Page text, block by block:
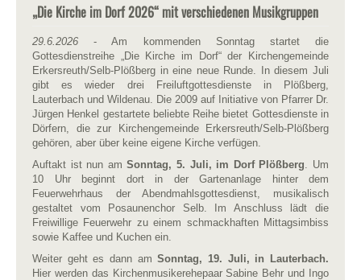
„Die Kirche im Dorf 2026“ mit verschiedenen Musikgruppen
29.6.2026 - Am kommenden Sonntag startet die
Gottesdienstreihe „Die Kirche im Dorf“ der Kirchengemeinde
Erkersreuth/Selb-Plößberg in eine neue Runde. In diesem Juli
gibt es wieder drei Freiluftgottesdienste in Plößberg,
Lauterbach und Wildenau. Die 2009 auf Initiative von Pfarrer Dr.
Jürgen Henkel gestartete beliebte Reihe bietet Gottesdienste in
Dörfern, die zur Kirchengemeinde Erkersreuth/Selb-Plößberg
gehören, aber über keine eigene Kirche verfügen.
Auftakt ist nun amSonntag, 5. Juli, im Dorf Plößberg . Um
10 Uhr beginnt dort in der Gartenanlage hinter dem
Feuerwehrhaus der Abendmahlsgottesdienst, musikalisch
gestaltet vom Posaunenchor Selb. Im Anschluss lädt die
Freiwillige Feuerwehr zu einem schmackhaften Mittagsimbiss
sowie Kaffee und Kuchen ein.
Weiter geht es dann amSonntag, 19. Juli, in Lauterbach.
Hier werden das Kirchenmusikerehepaar Sabine Behr und Ingo